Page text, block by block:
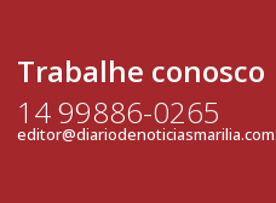
Trabalhe conosco
14 99886-0265